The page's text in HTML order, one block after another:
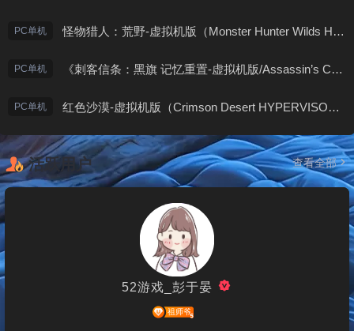
PC单机 怪物猎人：荒野-虚拟机版（Monster Hunter Wilds HYPERVISOR）免安装中文版
PC单机 《刺客信条：黑旗 记忆重置-虚拟机版/Assassin’s Creed Black Flag Resynced HYPERVISOR》免安装中文版
PC单机 红色沙漠-虚拟机版（Crimson Desert HYPERVISOR）免安装中文版
活跃用户 查看全部
52游戏_彭于晏